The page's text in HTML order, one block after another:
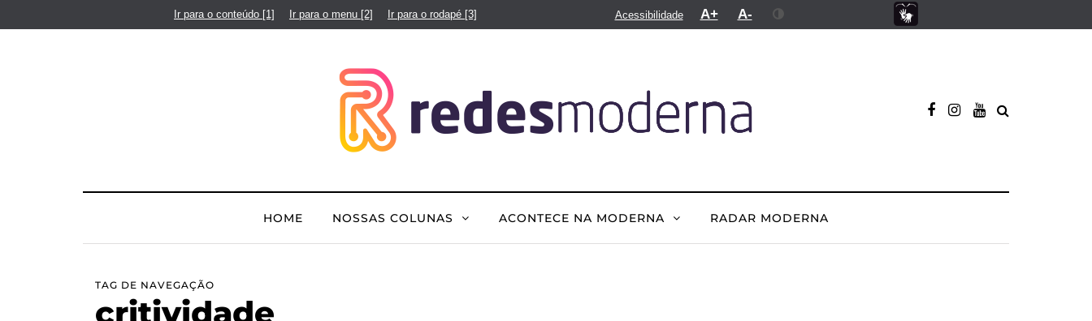
Ir para o conteúdo [1] Ir para o menu [2] Ir para o rodapé [3] Acessibilidade A+ A-
HOME NOSSAS COLUNAS ACONTECE NA MODERNA RADAR MODERNA
TAG DE NAVEGAÇÃO
critividade